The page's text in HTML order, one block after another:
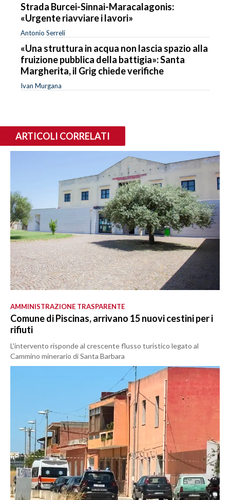
Strada Burcei-Sinnai-Maracalagonis:
«Urgente riavviare i lavori»
Antonio Serreli
«Una struttura in acqua non lascia spazio alla
fruizione pubblica della battigia»: Santa
Margherita, il Grig chiede verifiche
Ivan Murgana
ARTICOLI CORRELATI
AMMINISTRAZIONE TRASPARENTE
Comune di Piscinas, arrivano 15 nuovi cestini per i
rifiuti
L'intervento risponde al crescente flusso turistico legato al
Cammino minerario di Santa Barbara